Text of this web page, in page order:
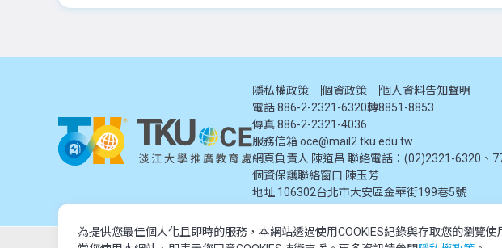
隱私權政策 個資政策
個人資料告知聲明
電話 886-2-2321-6320轉8851-8853
傳真 886-2-2321-4036
服務信箱 oce@mail2.tku.edu.tw
網頁負責人 陳道昌 聯絡電話：(02)2321-6320、
個資保護聯絡窗口 陳玉芳
地址 106302台北市大安區金華街199巷5號
為提供您最佳個人化且即時的服務，本網站透過使用COOKIES紀錄與存取您的瀏覽使